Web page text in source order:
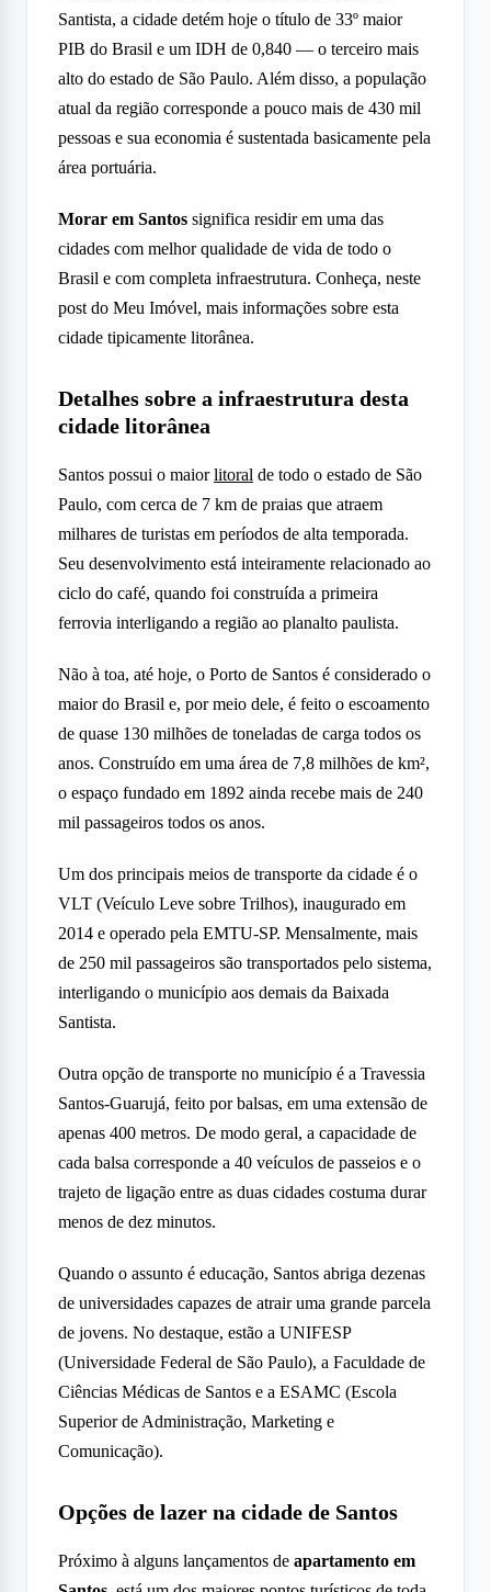
Santista, a cidade detém hoje o título de 33º maior
PIB do Brasil e um IDH de 0,840 — o terceiro mais
alto do estado de São Paulo. Além disso, a população
atual da região corresponde a pouco mais de 430 mil
pessoas e sua economia é sustentada basicamente pela
área portuária.
Morar em Santos significa residir em uma das
cidades com melhor qualidade de vida de todo o
Brasil e com completa infraestrutura. Conheça, neste
post do Meu Imóvel, mais informações sobre esta
cidade tipicamente litorânea.
Detalhes sobre a infraestrutura desta
cidade litorânea
Santos possui o maiorlitoral de todo o estado de São
Paulo, com cerca de 7 km de praias que atraem
milhares de turistas em períodos de alta temporada.
Seu desenvolvimento está inteiramente relacionado ao
ciclo do café, quando foi construída a primeira
ferrovia interligando a região ao planalto paulista.
Não à toa, até hoje, o Porto de Santos é considerado o
maior do Brasil e, por meio dele, é feito o escoamento
de quase 130 milhões de toneladas de carga todos os
anos. Construído em uma área de 7,8 milhões de km²,
o espaço fundado em 1892 ainda recebe mais de 240
mil passageiros todos os anos.
Um dos principais meios de transporte da cidade é o
VLT (Veículo Leve sobre Trilhos), inaugurado em
2014 e operado pela EMTU-SP. Mensalmente, mais
de 250 mil passageiros são transportados pelo sistema,
interligando o município aos demais da Baixada
Santista.
Outra opção de transporte no município é a Travessia
Santos-Guarujá, feito por balsas, em uma extensão de
apenas 400 metros. De modo geral, a capacidade de
cada balsa corresponde a 40 veículos de passeios e o
trajeto de ligação entre as duas cidades costuma durar
menos de dez minutos.
Quando o assunto é educação, Santos abriga dezenas
de universidades capazes de atrair uma grande parcela
de jovens. No destaque, estão a UNIFESP
(Universidade Federal de São Paulo), a Faculdade de
Ciências Médicas de Santos e a ESAMC (Escola
Superior de Administração, Marketing e
Comunicação).
Opções de lazer na cidade de Santos
Próximo à alguns lançamentos de apartamento em